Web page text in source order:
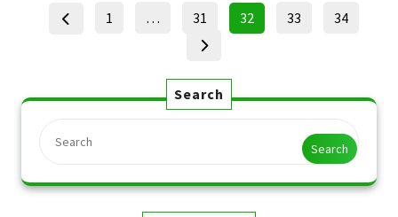
Posts
pagination
Page
1 … Page
31 Page
32 Page
33 Page
34
Search
Search